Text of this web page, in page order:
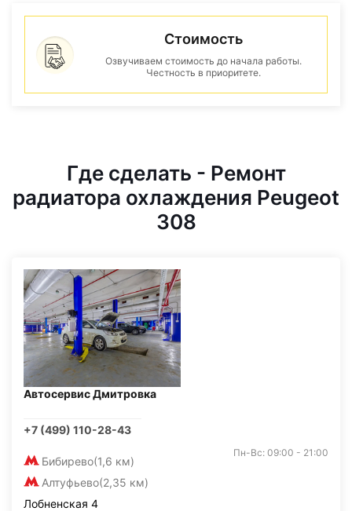
Стоимость
Озвучиваем стоимость до начала работы.
Честность в приоритете.
Где сделать - Ремонт
радиатора охлаждения Peugeot
308
Автосервис Дмитровка
+7 (499) 110-28-43
Бибирево(1,6 км)
Алтуфьево(2,35 км)
Пн-Вс: 09:00 - 21:00
Лобненская 4